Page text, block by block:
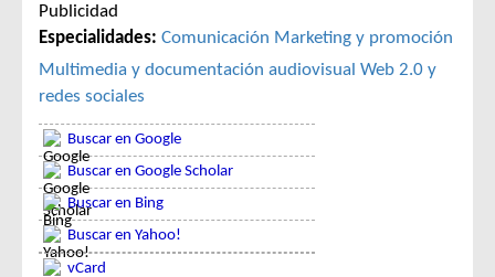
Publicidad
Especialidades: Comunicación Marketing y promoción
Multimedia y documentación audiovisual Web 2.0 y
redes sociales
Buscar en Google
Buscar en Google Scholar
Buscar en Bing
Buscar en Yahoo!
vCard